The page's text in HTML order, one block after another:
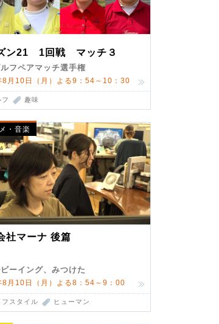
ン21 1回戦 マッチ３
フペアマッチ選手権
月10日（月）よる9：54～10：30
フ 趣味
・音楽
社マーナ 後篇
ーイング、みつけた
月10日（月）よる8：54～9：00
フスタイル ヒューマン